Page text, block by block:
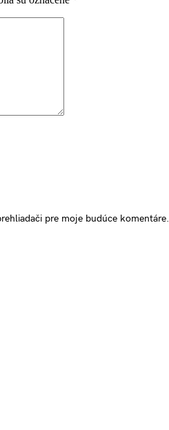
pre moje budúce komentáre.